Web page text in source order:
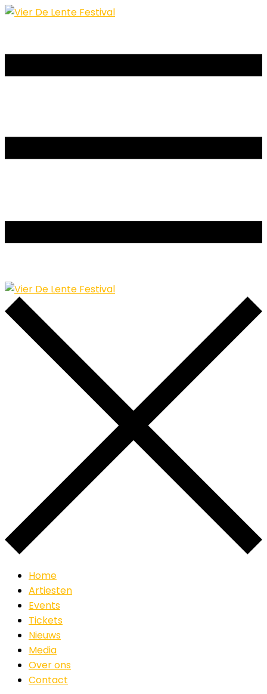
Home
Artiesten
Events
Tickets
Nieuws
Media
Over ons
Contact